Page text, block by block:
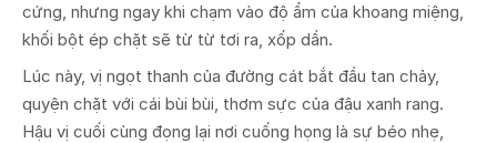
cứng, nhưng ngay khi chạm vào độ ẩm của khoang miệng,
khối bột ép chặt sẽ từ từ tơi ra, xốp dần.
Lúc này, vị ngọt thanh của đường cát bắt đầu tan chảy,
quyện chặt với cái bùi bùi, thơm sực của đậu xanh rang.
Hậu vị cuối cùng đọng lại nơi cuống họng là sự béo nhẹ,